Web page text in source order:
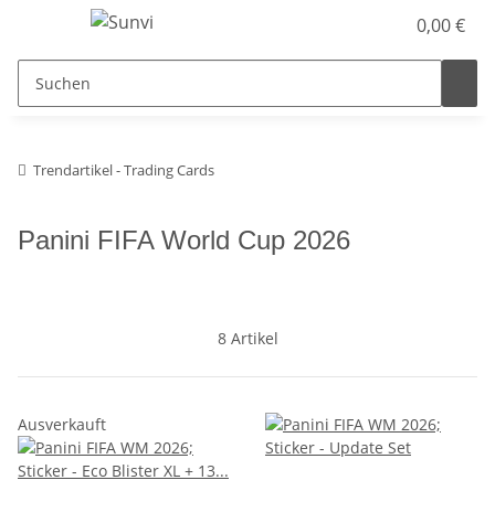
0,00 €
Trendartikel - Trading Cards
Panini FIFA World Cup 2026
8 Artikel
Ausverkauft